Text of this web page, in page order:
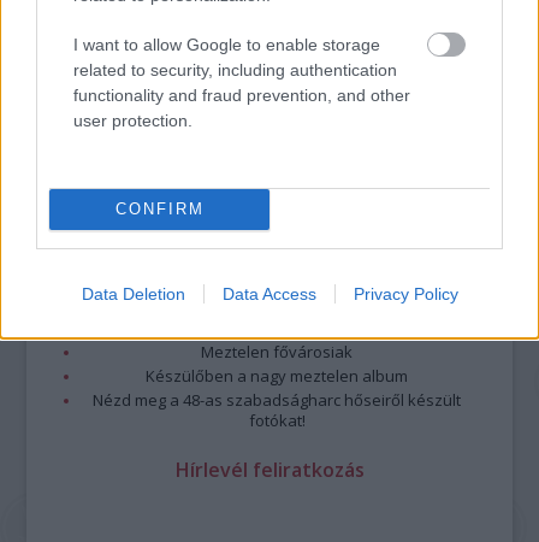
I want to allow Google to enable storage
related to security, including authentication
functionality and fraud prevention, and other
user protection.
CONFIRM
Data Deletion Data Access Privacy Policy
Megdöbbentő fotók a néptelen fővárosról
Top 10: ezek a legjobb szerelmes filmek
A 10 legütősebb drogos film
Megjöttek a meztelen hősnők
Meztelenség és anatómia
A forradalom egy holland fotós szemével
Meztelen fővárosiak
Készülőben a nagy meztelen album
Nézd meg a 48-as szabadságharc hőseiről készült
fotókat!
Hírlevél feliratkozás